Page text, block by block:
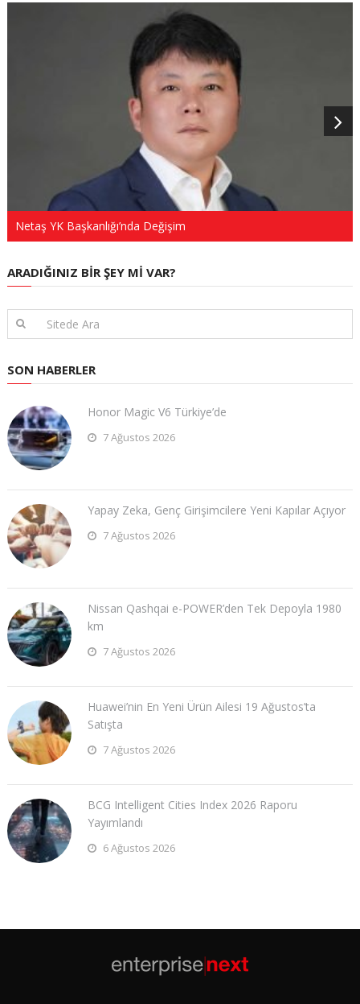
Netaş YK Başkanlığı’nda Değişim
ARADIĞINIZ BIR ŞEY MI VAR?
SON HABERLER
Honor Magic V6 Türkiye’de
7 Ağustos 2026
Yapay Zeka, Genç Girişimcilere Yeni Kapılar Açıyor
7 Ağustos 2026
Nissan Qashqai e-POWER’den Tek Depoyla 1980
km
7 Ağustos 2026
Huawei’nin En Yeni Ürün Ailesi 19 Ağustos’ta
Satışta
7 Ağustos 2026
BCG Intelligent Cities Index 2026 Raporu
Yayımlandı
6 Ağustos 2026